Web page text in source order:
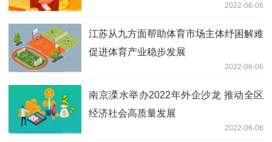
2022-06-06
江苏从九方面帮助体育市场主体纾困解难
促进体育产业稳步发展
2022-06-06
南京溧水举办2022年外企沙龙 推动全区
经济社会高质量发展
2022-06-06